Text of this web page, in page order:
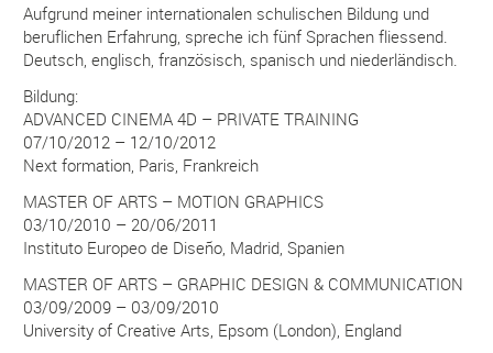
Aufgrund meiner internationalen schulischen Bildung und
beruflichen Erfahrung, spreche ich fünf Sprachen fliessend.
Deutsch, englisch, französisch, spanisch und niederländisch.
Bildung:
ADVANCED CINEMA 4D – PRIVATE TRAINING
07/10/2012 – 12/10/2012
Next formation, Paris, Frankreich
MASTER OF ARTS – MOTION GRAPHICS
03/10/2010 – 20/06/2011
Instituto Europeo de Diseño, Madrid, Spanien
MASTER OF ARTS – GRAPHIC DESIGN & COMMUNICATION
03/09/2009 – 03/09/2010
University of Creative Arts, Epsom (London), England